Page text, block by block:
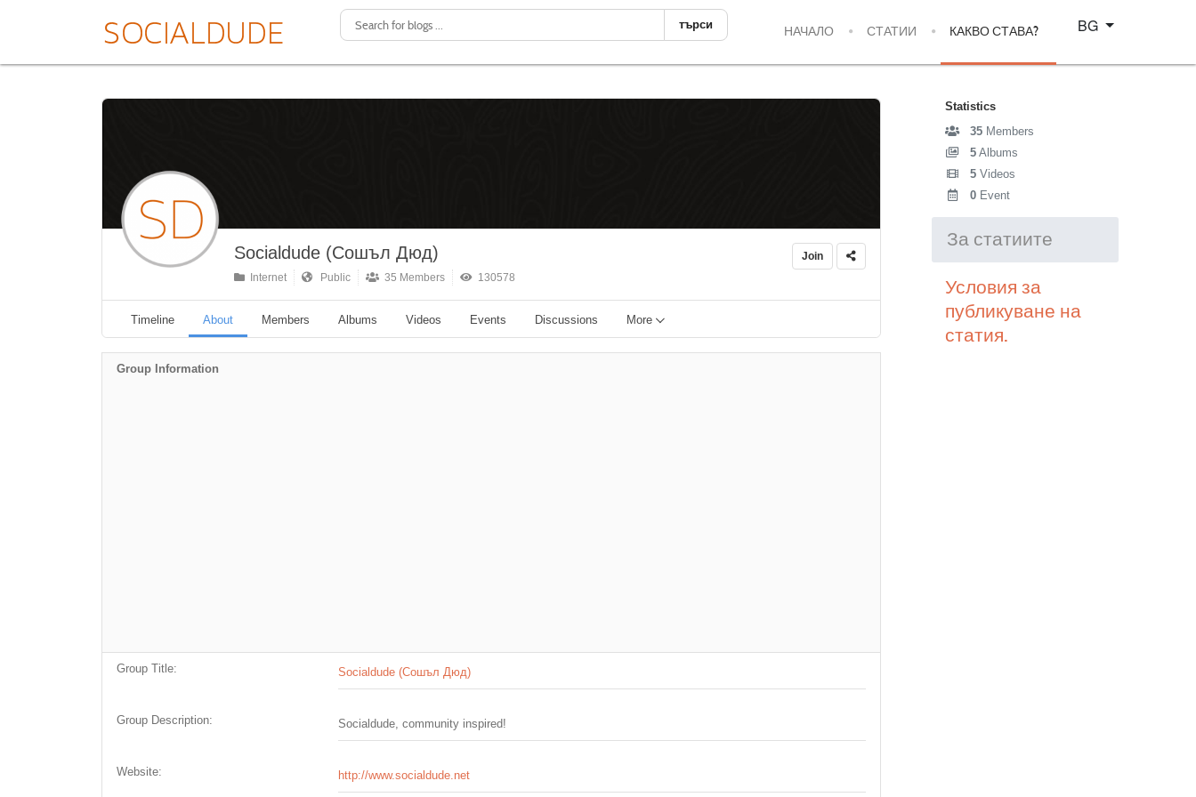
търси НАЧАЛО СТАТИИ КАКВО СТАВА?
Изберете език
BG
Socialdude (Сошъл Дюд)
Internet Public 35 Members 130578
Join
Timeline About Members Albums Videos Events Discussions More
Group Information
Group Title: Socialdude (Сошъл Дюд)
Group Description: Socialdude, community inspired!
Website: http://www.socialdude.net
Statistics
35 Members
5 Albums
5 Videos
0 Event
За статиите
Условия за
публикуване на
статия.